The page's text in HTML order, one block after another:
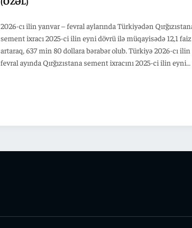
2026-cı ilin yanvar – fevral aylarında Türkiyədən
sement ixracı 2025-ci ilin eyni dövrü ilə müqayisədə 12,1 faiz
artaraq, 637 min 80 dollara bərabər olub. Türkiyə 2026-cı ilin
fevral ayında Qırğızıstana sement ixracını 2025-ci ilin eyni